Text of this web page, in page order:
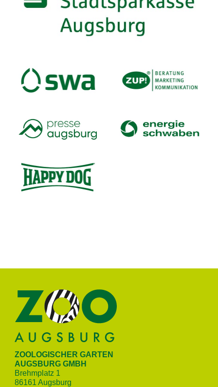
ZOOLOGISCHER GARTEN
AUGSBURG GMBH
Brehm­platz 1
86161 Augs­burg